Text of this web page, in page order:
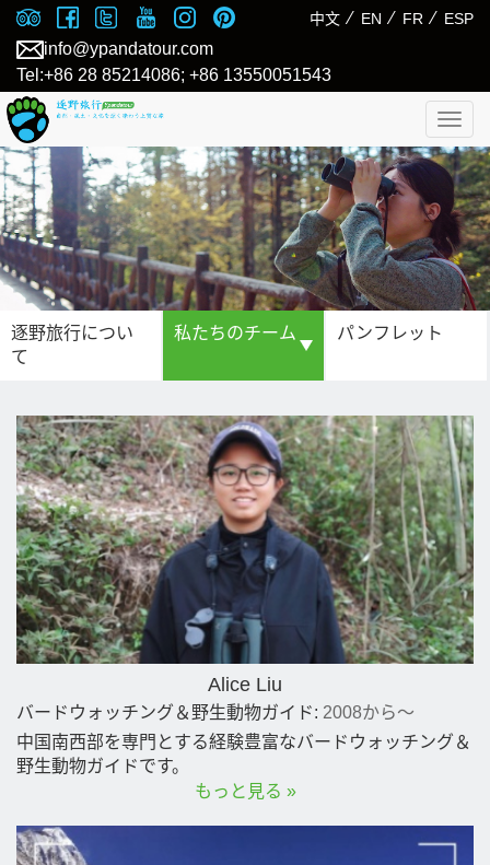
中文 ⁄ EN ⁄ FR ⁄ ESP
info@ypandatour.com
Tel:+86 28 85214086; +86 13550051543
逐野旅行につい
て
私たちのチーム パンフレット
Alice Liu
バードウォッチング＆野生動物ガイド: 2008から～
中国南西部を専門とする経験豊富なバードウォッチング＆
野生動物ガイドです。
もっと見る »